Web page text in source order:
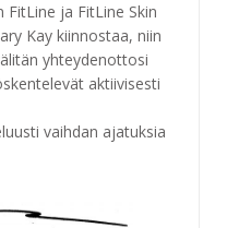
ja FitLine Skin
Kay kiinnostaa, niin
yhteydenottosi
aktiivisesti
vaihdan ajatuksia